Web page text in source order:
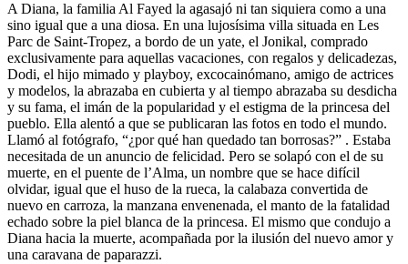
A Diana, la familia Al Fayed la agasajó ni tan siquiera como a una
sino igual que a una diosa. En una lujosísima villa situada en Les
Parc de Saint-Tropez, a bordo de un yate, el Jonikal, comprado
exclusivamente para aquellas vacaciones, con regalos y delicadezas,
Dodi, el hijo mimado y playboy, excocainómano, amigo de actrices
y modelos, la abrazaba en cubierta y al tiempo abrazaba su desdicha
y su fama, el imán de la popularidad y el estigma de la princesa del
pueblo. Ella alentó a que se publicaran las fotos en todo el mundo.
Llamó al fotógrafo, “¿por qué han quedado tan borrosas?” . Estaba
necesitada de un anuncio de felicidad. Pero se solapó con el de su
muerte, en el puente de l’Alma, un nombre que se hace difícil
olvidar, igual que el huso de la rueca, la calabaza convertida de
nuevo en carroza, la manzana envenenada, el manto de la fatalidad
echado sobre la piel blanca de la princesa. El mismo que condujo a
Diana hacia la muerte, acompañada por la ilusión del nuevo amor y
una caravana de paparazzi.